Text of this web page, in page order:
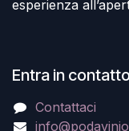
esperienza
Entra in
Contattaci